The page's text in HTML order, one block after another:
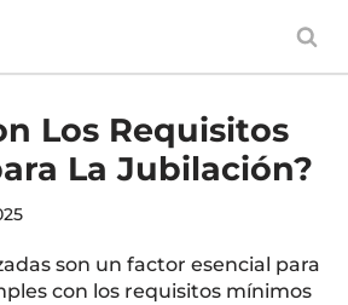
Los Requisitos
La Jubilación?
son un factor esencial para
con los requisitos mínimos